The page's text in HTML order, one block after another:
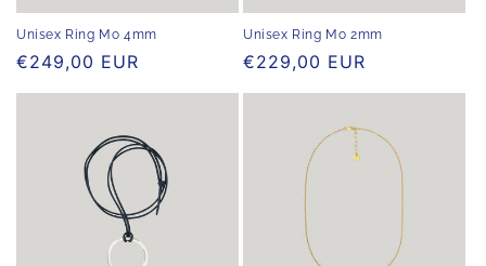
Unisex Ring Mo 4mm
Normaler
Preis
€249,00 EUR
Unisex Ring Mo 2mm
Normaler
Preis
€229,00 EUR